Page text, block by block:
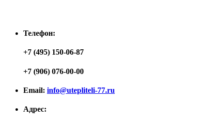
Телефон:
+7 (495) 150-06-87
+7 (906) 076-00-00
Email: info@utepliteli-77.ru
Адрес: